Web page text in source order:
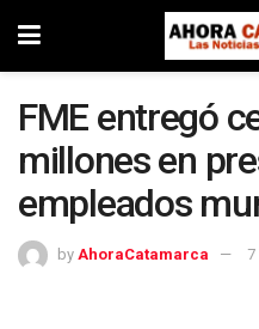
FME entregó
millones en
empleados
by AhoraCatamarca